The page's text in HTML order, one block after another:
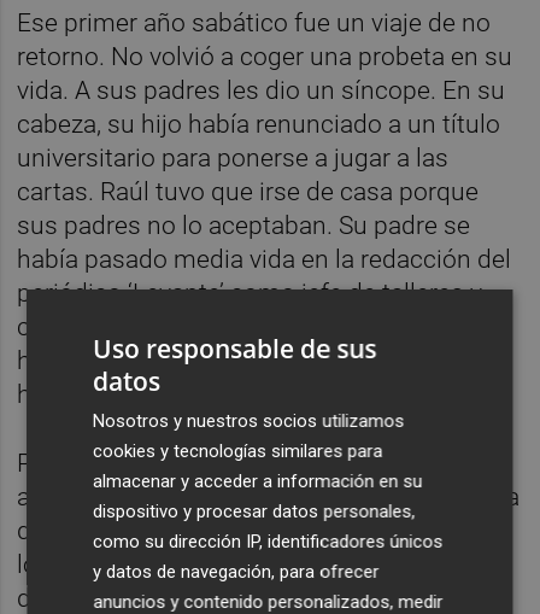
Ese primer año sabático fue un viaje de no
retorno. No volvió a coger una probeta en su
vida. A sus padres les dio un síncope. En su
cabeza, su hijo había renunciado a un título
universitario para ponerse a jugar a las
cartas. Raúl tuvo que irse de casa porque
sus padres no lo aceptaban. Su padre se
había pasado media vida en la redacción del
periódico ‘Levante’ como jefe de talleres y
corrector ortográfico. No entendía lo que
hacía su hijo. Un hijo que, además, siempre
había sido el más responsable.
Pero lo que hacía su hijo no era irse con los
amigos a perder el tiempo en una mesa llena
de humo y vasos de whisky. Raúl, al menos
los dos primeros años, trabajaba 14 horas al
día de lunes a domingo. “No paraba más de
Uso responsable de sus
datos
Nosotros y nuestros socios utilizamos
cookies y tecnologías similares para
almacenar y acceder a información en su
dispositivo y procesar datos personales,
como su dirección IP, identificadores únicos
y datos de navegación, para ofrecer
anuncios y contenido personalizados, medir